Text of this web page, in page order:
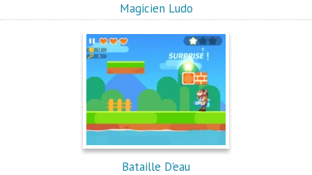
Magicien Ludo
Bataille D'eau